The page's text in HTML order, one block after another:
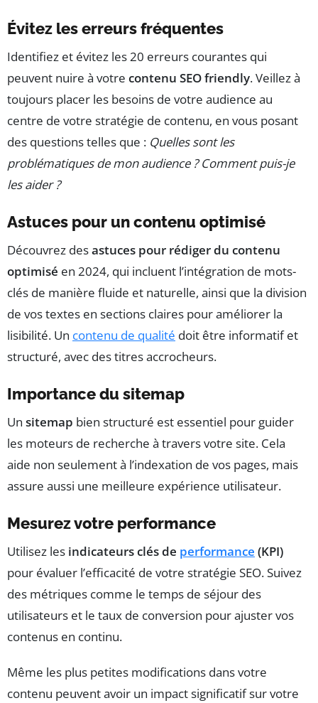
Évitez les erreurs fréquentes
Identifiez et évitez les 20 erreurs courantes qui
peuvent nuire à votre contenu SEO friendly. Veillez à
toujours placer les besoins de votre audience au
centre de votre stratégie de contenu, en vous posant
des questions telles que : Quelles sont les
problématiques de mon audience ? Comment puis-je
les aider ?
Astuces pour un contenu optimisé
Découvrez desastuces pour rédiger du contenu
optimisé en 2024, qui incluent l’intégration de mots-
clés de manière fluide et naturelle, ainsi que la division
de vos textes en sections claires pour améliorer la
lisibilité. Un contenu de qualité doit être informatif et
structuré, avec des titres accrocheurs.
Importance du sitemap
Un sitemap bien structuré est essentiel pour guider
les moteurs de recherche à travers votre site. Cela
aide non seulement à l’indexation de vos pages, mais
assure aussi une meilleure expérience utilisateur.
Mesurez votre performance
Utilisez les indicateurs clés de performance (KPI)
pour évaluer l’efficacité de votre stratégie SEO. Suivez
des métriques comme le temps de séjour des
utilisateurs et le taux de conversion pour ajuster vos
contenus en continu.
Même les plus petites modifications dans votre
contenu peuvent avoir un impact significatif sur votre